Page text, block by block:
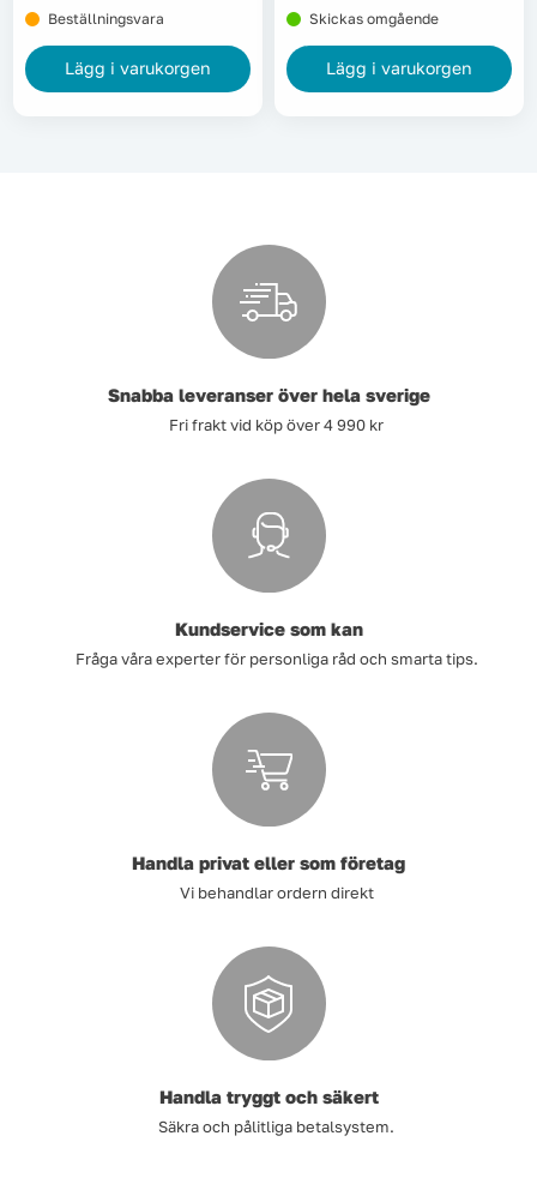
Tryckluft
Värme, VVS & inomhusklimat
Beställningsvara
Lägg i varukorgen
Skickas omgående
Lägg i varukorgen
Snabba leveranser över hela sverige
Fri frakt vid köp över 4 990 kr
Kundservice som kan
Fråga våra experter för personliga råd och smarta tips.
Handla privat eller som företag
Vi behandlar ordern direkt
Handla tryggt och säkert
Säkra och pålitliga betalsystem.